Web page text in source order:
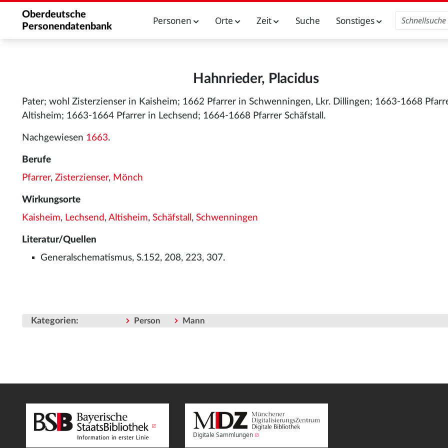
Oberdeutsche
Personendatenbank
Personen Orte Zeit Suche Sonstiges
Hahnrieder, Placidus
Pater; wohl Zisterzienser in Kaisheim; 1662 Pfarrer in Schwenningen, Lkr. Dillingen; 1663-1668
Altisheim; 1663-1664 Pfarrer in Lechsend; 1664-1668 Pfarrer Schäfstall.
Nachgewiesen 1663.
Berufe
Pfarrer, Zisterzienser, Mönch
Wirkungsorte
Kaisheim, Lechsend , Altisheim, Schäfstall , Schwenningen
Literatur/Quellen
Generalschematismus, S.152, 208, 223, 307.
Kategorien: Person Mann
Digitale Sammlungen